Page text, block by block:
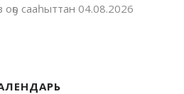
сааһыттан 04.08.2026